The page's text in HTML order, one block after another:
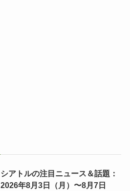
シアトルの注目ニュース＆話題：
2026年8月3日（月）〜8月7日